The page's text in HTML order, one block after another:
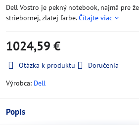
Dell Vostro je pekný notebook, najmä pre
striebornej, zlatej farbe.Čítajte viac
1024,59 €
Otázka k produktu
Doručenia
Výrobca: Dell
Popis